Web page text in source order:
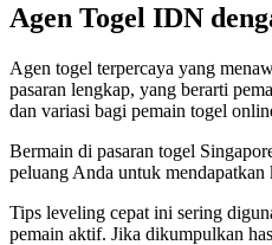
Agen Togel IDN
Agen togel terpercaya yang
pasaran lengkap, yang berarti
dan variasi bagi pemain togel
Bermain di pasaran togel
peluang Anda untuk mendapatkan
Tips leveling cepat ini sering
pemain aktif. Jika dikumpulkan